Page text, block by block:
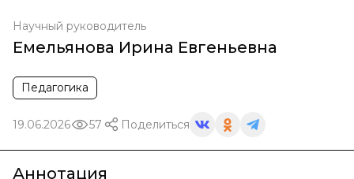
Научный руководитель
Емельянова Ирина Евгеньевна
Педагогика
19.06.2026 57 Поделиться
Аннотация